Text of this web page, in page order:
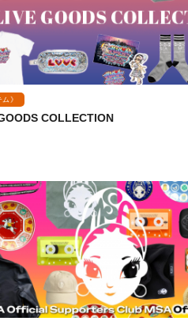
ム》
COLLECTION